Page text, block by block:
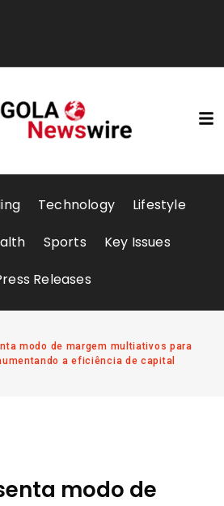
Technology
Lifestyle
Sports
Key Issues
Releases
modo de margem multiativos para
a eficiência de capital
modo de